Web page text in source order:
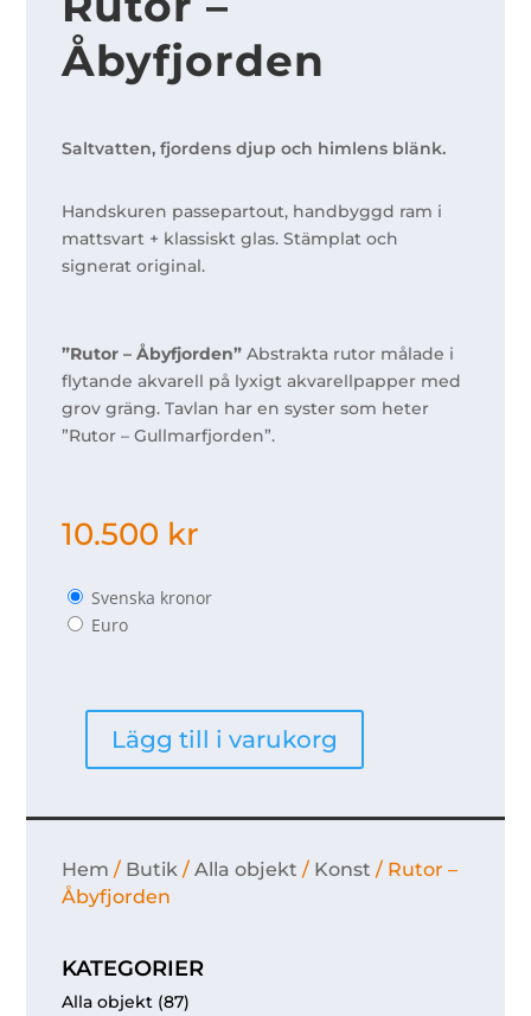
Åbyfjorden
Saltvatten, fjordens djup och himlens blänk.
Handskuren passepartout, handbyggd ram i
mattsvart + klassiskt glas. Stämplat och
signerat original.
”Rutor – Åbyfjorden” Abstrakta rutor målade i
flytande akvarell på lyxigt akvarellpapper med
grov gräng. Tavlan har en syster som heter
”Rutor – Gullmarfjorden”.
10.500 kr
Svenska kronor
Euro
Lägg till i varukorg
Hem / Butik /Alla objekt / Konst / Rutor –
Åbyfjorden
KATEGORIER
Alla objekt (87)